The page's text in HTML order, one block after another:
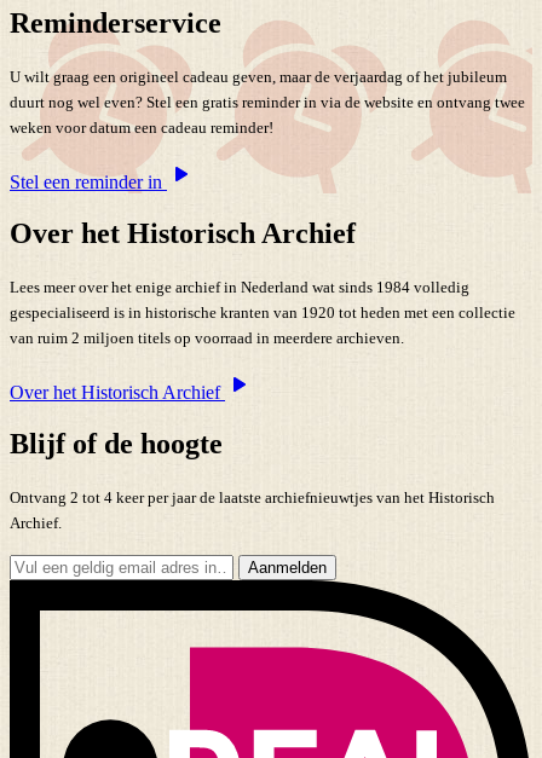
Reminderservice
U wilt graag een origineel cadeau geven, maar de verjaardag of het jubileum
duurt nog wel even? Stel een gratis reminder in via de website en ontvang twee
weken voor datum een cadeau reminder!
Stel een reminder in
Over het Historisch Archief
Lees meer over het enige archief in Nederland wat sinds 1984 volledig
gespecialiseerd is in historische kranten van 1920 tot heden met een collectie
van ruim 2 miljoen titels op voorraad in meerdere archieven.
Over het Historisch Archief
Blijf of de hoogte
Ontvang 2 tot 4 keer per jaar de laatste archiefnieuwtjes van het Historisch
Archief.
Aanmelden